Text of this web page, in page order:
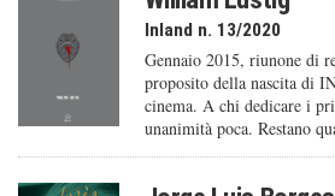
Inland n. 13/2020
Gennaio 2015, riunone di
proposito della nascita di
cinema. A chi dedicare i
unanimità poca. Restano